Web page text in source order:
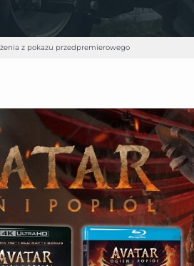
z pokazu przedpremierowego